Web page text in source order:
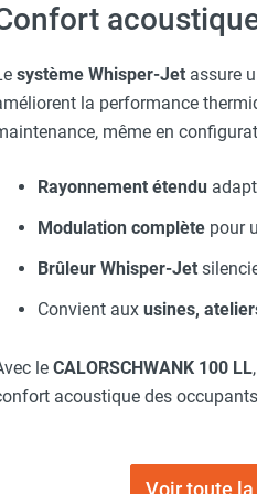
au gaz
granulés / bois /
à eau
eau chaude ou froide
fioul
électrique
système Whisper-Jet assure
la performance
même en
Rayonnement étendu
Modulation complète pour
Brûleur Whisper-Jet
Convient aux usines,
le CALORSCHWANK 100 LL
acoustique des
Voir toute la